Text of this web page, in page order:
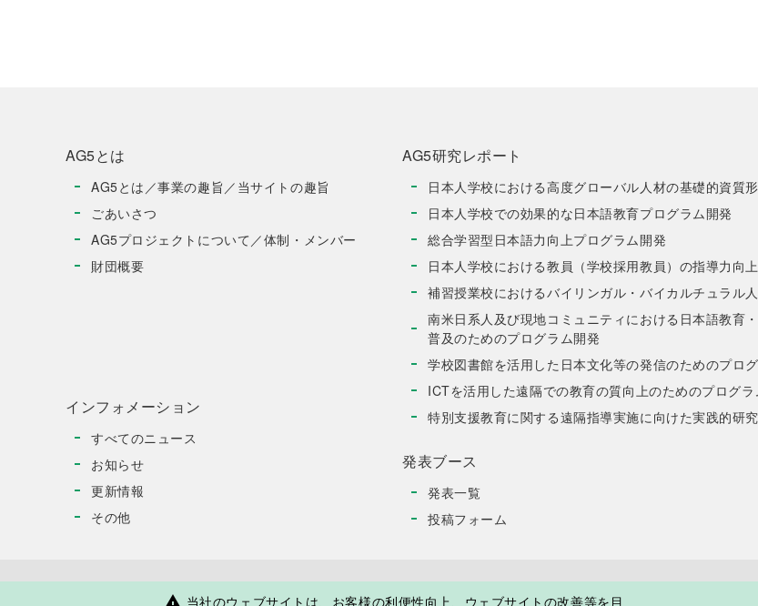
３．事務局は、投稿者に対し、内容または表現等について、修正をお願い
す。
４．事務局は、誤字脱字または表題・小見出しを含めた体裁等について
とがあります。
５．投稿の内容が閲覧者に誤解を与えるおそれがあると考えられる場合に
第６条 投稿にあたり、以下の行為は禁止します。これに該当すると事務局
合、当該投稿は掲載せず、または削除します。
と。
（２）他人の秘密を漏洩し、またはプライバシーを侵害すること
（３）著作権・肖像権その他他人の権利利益を侵害すること。
（４）虚偽または事実と反すること。
（５）法令に違反し、または違反するおそれのあること。
（７）特定の宗教・教派・教団を支持または批判をすること。
（著作権）
２．投稿者は、財団に対し、投稿文にかかる著作権について、
に使用することを許諾し、また、著作者人格権を行使
す。これにより、財団は投稿文を本ページに掲載する
当財団は、本方針を実行するため、個人情報保護に関する規程・規則等を策
公益財団法人 海外子女教育振興財団
AG5とは
AG5とは／事業の趣旨／当サイトの趣旨
ごあいさつ
AG5プロジェクトについて／体制・メンバー
財団概要
インフォメーション
すべてのニュース
お知らせ
更新情報
その他
AG5研究レポート
日本人学校における高度グローバル人材の基礎的資質
日本人学校での効果的な日本語教育プログラム開発
総合学習型日本語力向上プログラム開発
日本人学校における教員（学校採用教員）の指導力向
補習授業校におけるバイリンガル・バイカルチュラル
南米日系人及び現地コミュニティにおける日本語教育
普及のためのプログラム開発
学校図書館を活用した日本文化等の発信のためのプロ
ICTを活用した遠隔での教育の質向上のためのプログラ
特別支援教育に関する遠隔指導実施に向けた実践的研究
発表ブース
発表一覧
投稿フォーム
当社のウェブサイトは、お客様の利便性向上、ウェブサイトの改善等を目